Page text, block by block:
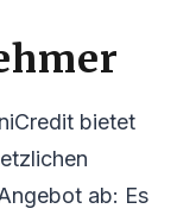
bietet
ab: Es